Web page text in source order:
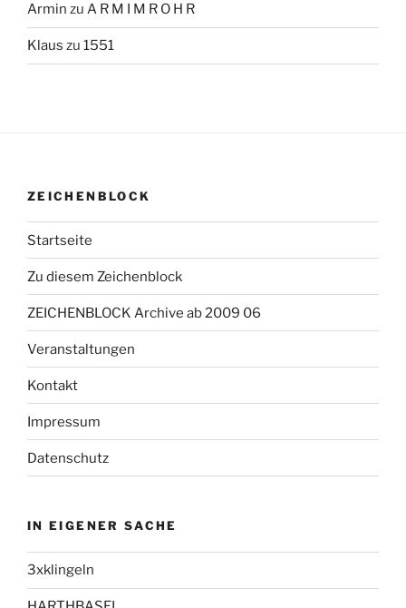
Armin zu A R M I M R O H R
Klaus zu 1551
ZEICHENBLOCK
Startseite
Zu diesem Zeichenblock
ZEICHENBLOCK Archive ab 2009 06
Veranstaltungen
Kontakt
Impressum
Datenschutz
IN EIGENER SACHE
3xklingeln